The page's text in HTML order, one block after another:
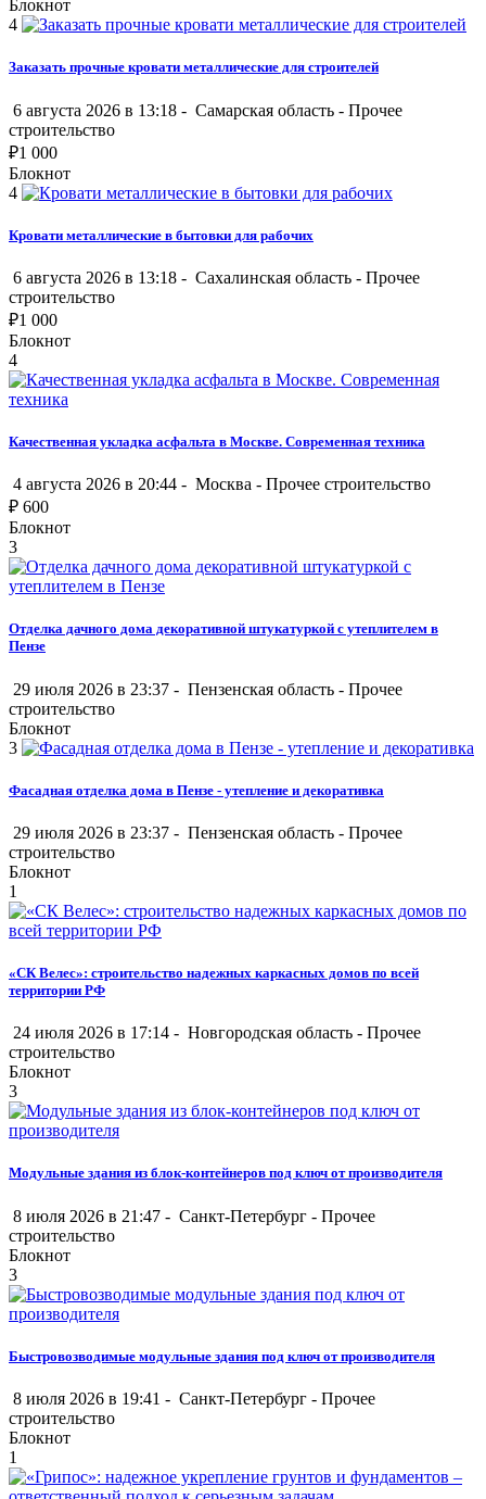
Блокнот
4
Заказать прочные кровати металлические для строителей
6 августа 2026 в 13:18 - Самарская область - Прочее
строительство
₽1 000
Блокнот
4
Кровати металлические в бытовки для рабочих
6 августа 2026 в 13:18 - Сахалинская область - Прочее
строительство
₽1 000
Блокнот
4
Качественная укладка асфальта в Москве. Современная техника
4 августа 2026 в 20:44 - Москва - Прочее строительство
₽ 600
Блокнот
3
Отделка дачного дома декоративной штукатуркой с утеплителем в
Пензе
29 июля 2026 в 23:37 - Пензенская область - Прочее
строительство
Блокнот
3
Фасадная отделка дома в Пензе - утепление и декоративка
29 июля 2026 в 23:37 - Пензенская область - Прочее
строительство
Блокнот
1
«СК Велес»: строительство надежных каркасных домов по всей
территории РФ
24 июля 2026 в 17:14 - Новгородская область - Прочее
строительство
Блокнот
3
Модульные здания из блок-контейнеров под ключ от производителя
8 июля 2026 в 21:47 - Санкт-Петербург - Прочее
строительство
Блокнот
3
Быстровозводимые модульные здания под ключ от производителя
8 июля 2026 в 19:41 - Санкт-Петербург - Прочее
строительство
Блокнот
1